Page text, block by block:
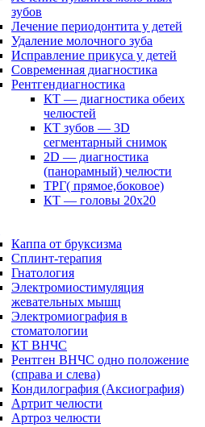
зубов
Лечение периодонтита у детей
Удаление молочного зуба
Исправление прикуса у детей
Современная диагностика
Рентгендиагностика
КТ — диагностика обеих
челюстей
КТ зубов — 3D
сегментарный снимок
2D — диагностика
(панорамный) челюсти
ТРГ( прямое,боковое)
КТ — головы 20х20
Каппа от бруксизма
Сплинт-терапия
Гнатология
Электромиостимуляция
жевательных мышц
Электромиография в
стоматологии
КТ ВНЧС
Рентген ВНЧС одно положение
(справа и слева)
Кондилография (Аксиография)
Артрит челюсти
Артроз челюсти